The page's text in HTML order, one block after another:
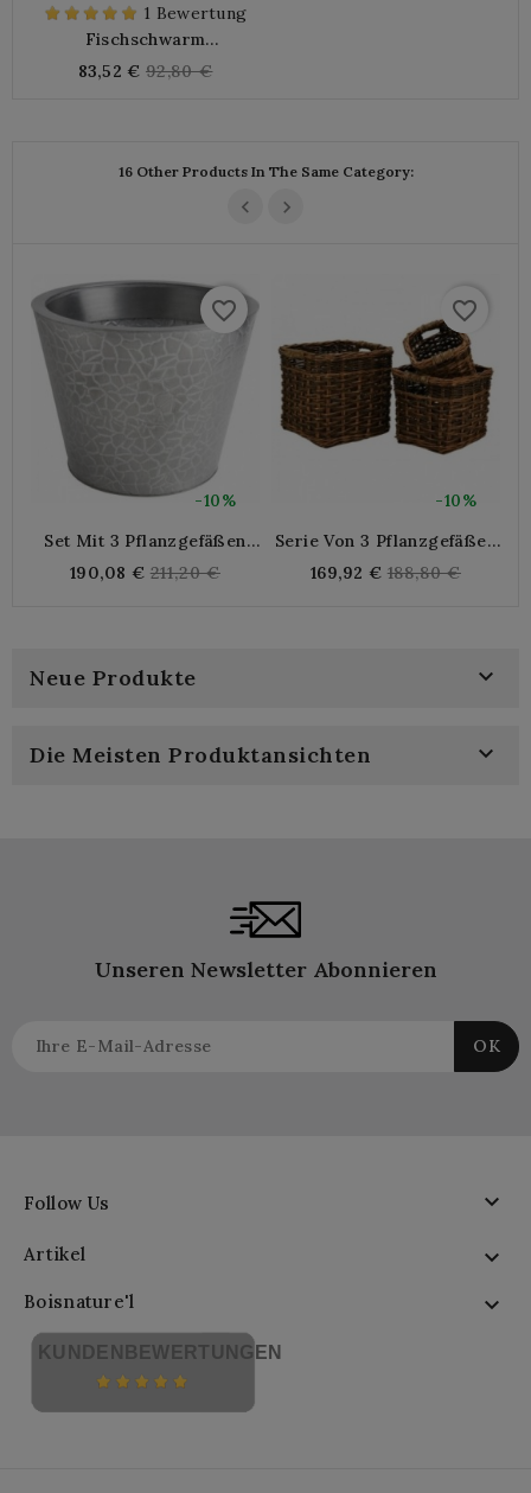
1 Bewertung
Fischschwarm
Metall
83,52 € Regular
92,80 €
16 Other Products In The Same Category:
-10%
favorite_border
Set Mit 3 Pflanzgefäßen
190,08 € Regular
211,20 €
-10%
favorite_border
Serie Von 3 Pflanzgefäßen
Weidengeflecht Mit 2
169,92 € Regular
188,80 €
Neue Produkte 
Die Meisten Produktansichten 
Unseren Newsletter Abonnieren
Follow Us 
Artikel 
Boisnature'l 
KUNDENBEWERTUNGEN